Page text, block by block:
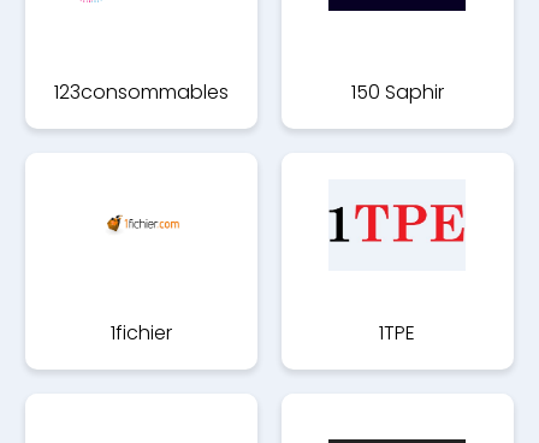
123consommables 150 Saphir
1fichier 1TPE